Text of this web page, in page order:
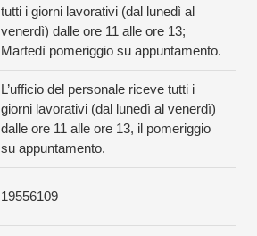
tutti i giorni lavorativi (dal lunedì al
venerdì) dalle ore 11 alle ore 13;
Martedì pomeriggio su appuntamento.
L’ufficio del personale riceve tutti i
giorni lavorativi (dal lunedì al venerdì)
dalle ore 11 alle ore 13, il pomeriggio
su appuntamento.
19556109